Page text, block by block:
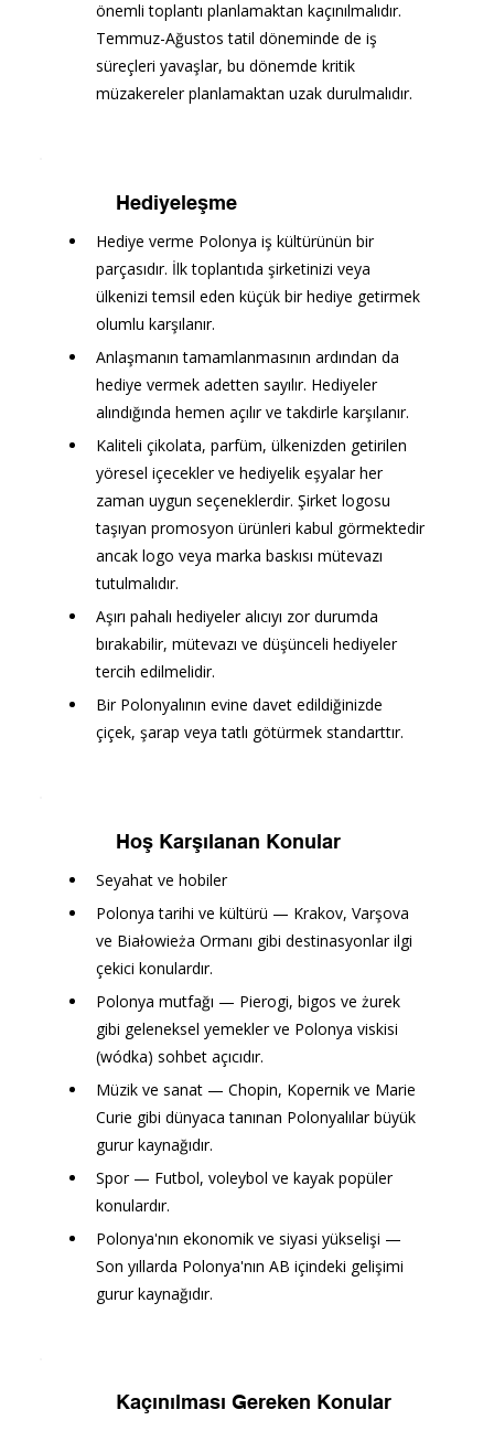
Kaçınılması Gereken Konular
Hoş Karşılanan Konular
Seyahat ve hobiler
Polonya tarihi ve kültürü — Krakov, Varşova
ve Białowieża Ormanı gibi destinasyonlar ilgi
çekici konulardır.
Polonya mutfağı — Pierogi, bigos ve żurek
gibi geleneksel yemekler ve Polonya viskisi
(wódka) sohbet açıcıdır.
Müzik ve sanat — Chopin, Kopernik ve Marie
Curie gibi dünyaca tanınan Polonyalılar büyük
gurur kaynağıdır.
Spor — Futbol, voleybol ve kayak popüler
konulardır.
Polonya'nın ekonomik ve siyasi yükselişi —
Son yıllarda Polonya'nın AB içindeki gelişimi
gurur kaynağıdır.
Hediyeleşme
Hediye verme Polonya iş kültürünün bir
parçasıdır. İlk toplantıda şirketinizi veya
ülkenizi temsil eden küçük bir hediye getirmek
olumlu karşılanır.
Anlaşmanın tamamlanmasının ardından da
hediye vermek adetten sayılır. Hediyeler
alındığında hemen açılır ve takdirle karşılanır.
Kaliteli çikolata, parfüm, ülkenizden getirilen
yöresel içecekler ve hediyelik eşyalar her
zaman uygun seçeneklerdir. Şirket logosu
taşıyan promosyon ürünleri kabul görmektedir
ancak logo veya marka baskısı mütevazı
tutulmalıdır.
Aşırı pahalı hediyeler alıcıyı zor durumda
bırakabilir, mütevazı ve düşünceli hediyeler
tercih edilmelidir.
Bir Polonyalının evine davet edildiğinizde
çiçek, şarap veya tatlı götürmek standarttır.
önemli toplantı planlamaktan kaçınılmalıdır.
Temmuz-Ağustos tatil döneminde de iş
süreçleri yavaşlar, bu dönemde kritik
müzakereler planlamaktan uzak durulmalıdır.